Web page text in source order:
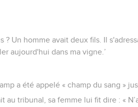
? Un homme avait deux fils. Il
aujourd'hui dans ma vigne.’
a été appelé « champ du sang »
au tribunal, sa femme lui fit dire : «